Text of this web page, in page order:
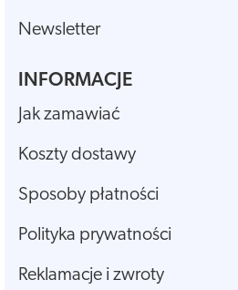
Newsletter
INFORMACJE
Jak zamawiać
Koszty dostawy
Sposoby płatności
Polityka prywatności
Reklamacje i zwroty